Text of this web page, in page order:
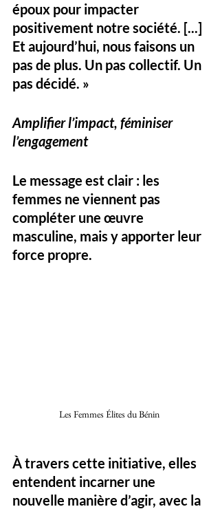
époux pour impacter
positivement notre société. [...]
Et aujourd’hui, nous faisons un
pas de plus. Un pas collectif. Un
pas décidé. »
Amplifier l’impact, féminiser
l’engagement
Le message est clair : les
femmes ne viennent pas
compléter une œuvre
masculine, mais y apporter leur
force propre.
Les Femmes Élites du Bénin
À travers cette initiative, elles
entendent incarner une
nouvelle manière d’agir, avec la